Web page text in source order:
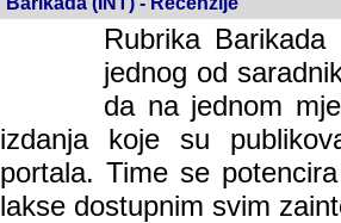
Rubrika
jednog od
da na jednom
izdanja koje su
portala. Time se
lakse dostupnim svim